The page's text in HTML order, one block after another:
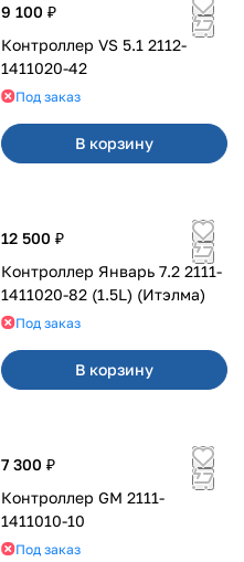
9 100 ₽
Контроллер VS 5.1 2112-
1411020-42
Под заказ
В корзину
12 500 ₽
Контроллер Январь 7.2 2111-
1411020-82 (1.5L) (Итэлма)
Под заказ
В корзину
7 300 ₽
Контроллер GM 2111-
1411010-10
Под заказ